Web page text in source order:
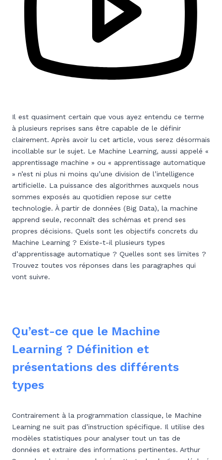
Il est quasiment certain que vous ayez entendu ce terme
à plusieurs reprises sans être capable de le définir
clairement. Après avoir lu cet article, vous serez désormais
incollable sur le sujet. Le Machine Learning, aussi appelé «
apprentissage machine » ou « apprentissage automatique
» n’est ni plus ni moins qu’une division de l’intelligence
artificielle. La puissance des algorithmes auxquels nous
sommes exposés au quotidien repose sur cette
technologie. À partir de données (Big Data), la machine
apprend seule, reconnaît des schémas et prend ses
propres décisions. Quels sont les objectifs concrets du
Machine Learning ? Existe-t-il plusieurs types
d’apprentissage automatique ? Quelles sont ses limites ?
Trouvez toutes vos réponses dans les paragraphes qui
vont suivre.
Qu’est-ce que le Machine
Learning ? Définition et
présentations des différents
types
Contrairement à la programmation classique, le Machine
Learning ne suit pas d’instruction spécifique. Il utilise des
modèles statistiques pour analyser tout un tas de
données et extraire des informations pertinentes. Arthur